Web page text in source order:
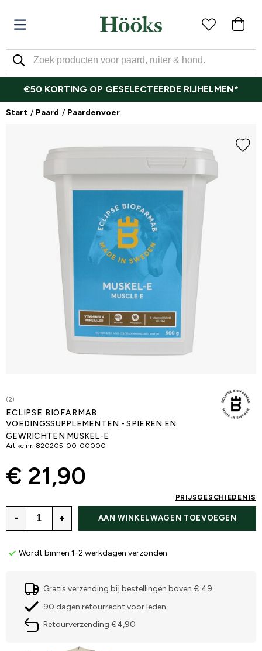
€50 KORTING OP GESELECTEERDE RIJHELMEN*
Start Paard Paardenvoer
(2)
ECLIPSE BIOFARMAB
VOEDINGSSUPPLEMENTEN - SPIEREN EN
GEWRICHTEN MUSKEL-E
Artikelnr. 820205-00-00000
€ 21,90
PRIJSGESCHIEDENIS
- + AAN WINKELWAGEN TOEVOEGEN
Wordt binnen 1-2 werkdagen verzonden
Gratis verzending bij bestellingen boven € 49
90 dagen retourrecht voor leden
Retourverzending €4,90